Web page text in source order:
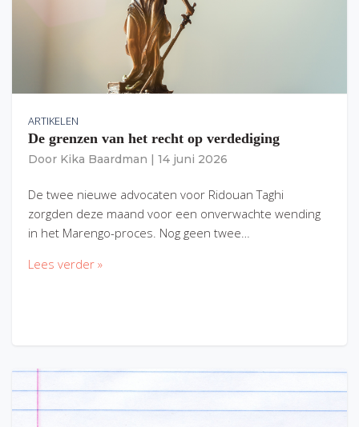
ARTIKELEN
De grenzen van het recht op verdediging
Door Kika Baardman 14 juni 2026
De twee nieuwe advocaten voor Ridouan Taghi
zorgden deze maand voor een onverwachte wending
in het Marengo-proces. Nog geen twee…
Lees verder »